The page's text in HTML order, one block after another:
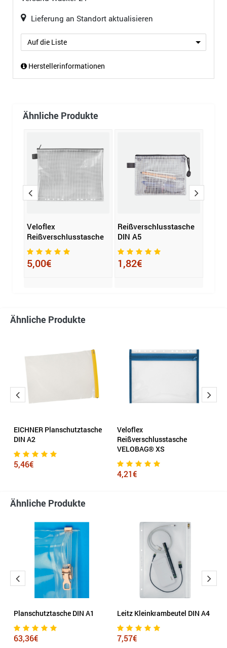
Lieferung an Standort aktualisieren
Auf die Liste
Herstellerinformationen
Ähnliche Produkte
Veloflex
Reißverschlusstasche
5,00€
Reißverschlusstasche
DIN A5
1,82€
Ähnliche Produkte
EICHNER Planschutztasche
DIN A2
5,46€
Veloflex
Reißverschlusstasche
VELOBAG® XS
4,21€
Ähnliche Produkte
Planschutztasche DIN A1
63,36€
Leitz Kleinkrambeutel DIN A4
7,57€